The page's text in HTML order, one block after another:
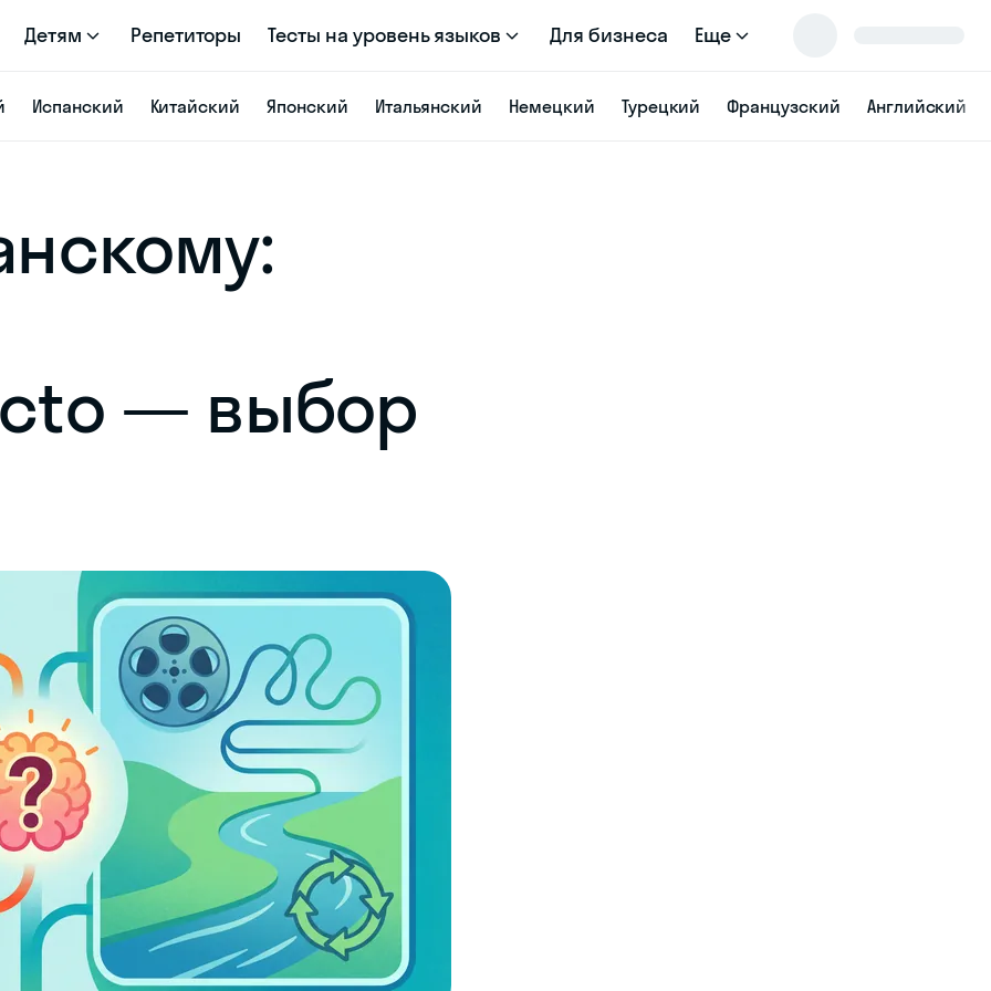
Детям Репетиторы Тесты на уровень языков Для бизнеса Еще
Испанский Китайский Японский Итальянский Немецкий Турецкий Французский Английский
— выбор